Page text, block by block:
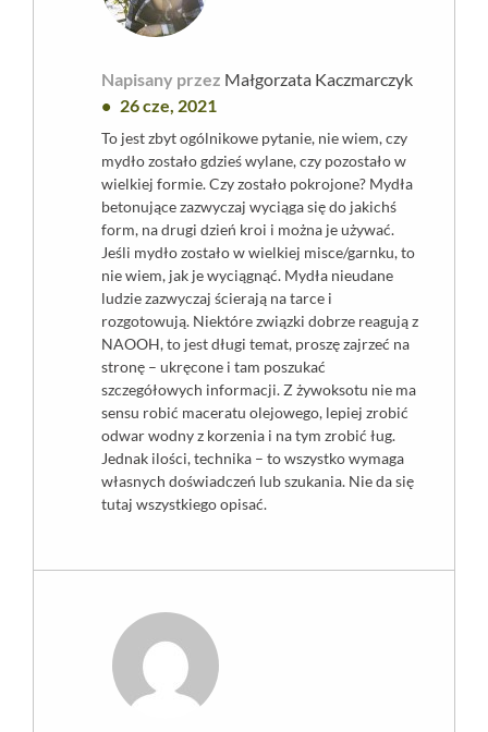
Napisany przez Małgorzata Kaczmarczyk
26 cze, 2021
To jest zbyt ogólnikowe pytanie, nie wiem, czy
mydło zostało gdzieś wylane, czy pozostało w
wielkiej formie. Czy zostało pokrojone? Mydła
betonujące zazwyczaj wyciąga się do jakichś
form, na drugi dzień kroi i można je używać.
Jeśli mydło zostało w wielkiej misce/garnku, to
nie wiem, jak je wyciągnąć. Mydła nieudane
ludzie zazwyczaj ścierają na tarce i
rozgotowują. Niektóre związki dobrze reagują z
NAOOH, to jest długi temat, proszę zajrzeć na
stronę – ukręcone i tam poszukać
szczegółowych informacji. Z żywoksotu nie ma
sensu robić maceratu olejowego, lepiej zrobić
odwar wodny z korzenia i na tym zrobić ług.
Jednak ilości, technika – to wszystko wymaga
własnych doświadczeń lub szukania. Nie da się
tutaj wszystkiego opisać.